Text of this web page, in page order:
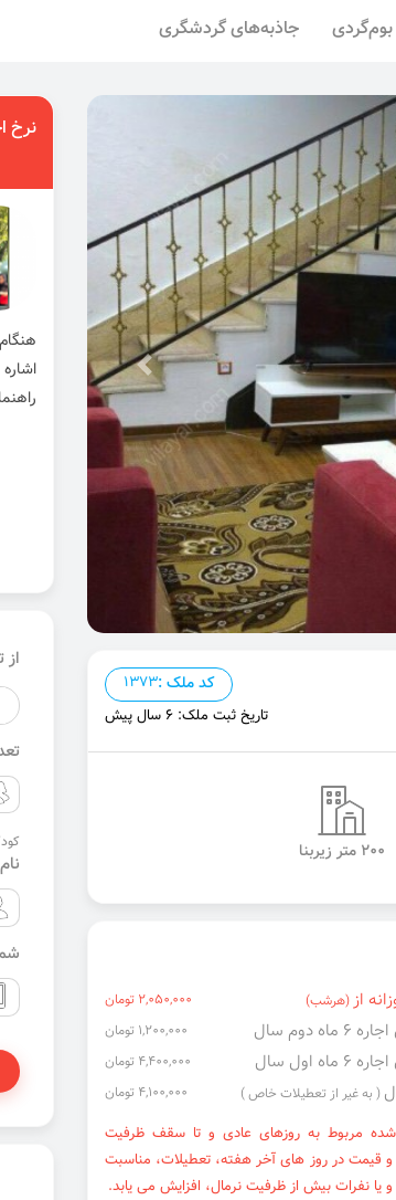
بوم‌گردی جاذبه‌های گردشگری
کد ملک :1373
تاریخ ثبت ملک: 6 سال پیش
200 متر زیربنا
از(هرشب) 2,050,000 تومان
دوم سال 1,200,000 تومان
اول سال 4,400,000 تومان
( به غیر از تعطیلات خاص ) 4,100,000 تومان
شده مربوط به روزهای عادی و تا سقف ظرفیت
و قیمت در روز های آخر هفته، تعطیلات، مناسبت
و یا نفرات بیش از ظرفیت نرمال، افزایش می یابد.
نرخ
از
کودکان